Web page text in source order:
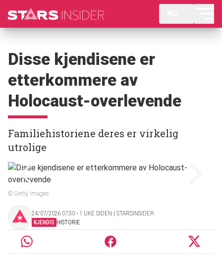
Disse kjendisene er
etterkommere av
Holocaust-overlevende
Familiehistoriene deres er virkelig
utrolige
© Getty Images
24/07/2026 07:30 ‧ 1 UKE SIDEN | STARSINSIDER
KJENDIS HISTORIE